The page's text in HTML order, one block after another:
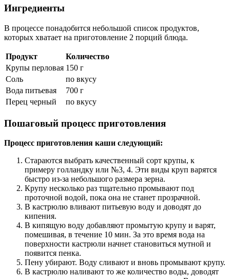
Ингредиенты
В процессе понадобится небольшой список продуктов,
которых хватает на приготовление 2 порций блюда.
Продукт
Количество
Крупы перловая 150 г
Соль
по вкусу
Вода питьевая
700 г
Перец черный
по вкусу
Пошаговый процесс приготовления
Процесс приготовления каши следующий:
Стараются выбрать качественный сорт крупы, к
примеру голландку или №3, 4. Эти виды круп варятся
быстро из-за небольшого размера зерна.
Крупу несколько раз тщательно промывают под
проточной водой, пока она не станет прозрачной.
В кастрюлю вливают питьевую воду и доводят до
кипения.
В кипящую воду добавляют промытую крупу и варят,
помешивая, в течение 10 мин. За это время вода на
поверхности кастрюли начнет становиться мутной и
появится пенка.
Пену убирают. Воду сливают и вновь промывают крупу.
В кастрюлю наливают то же количество воды, доводят